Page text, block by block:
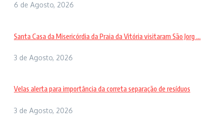
6 de Agosto, 2026
Santa Casa da Misericórdia da Praia da Vitória visitaram São Jorg ...
3 de Agosto, 2026
Velas alerta para importância da correta separação de resíduos
3 de Agosto, 2026